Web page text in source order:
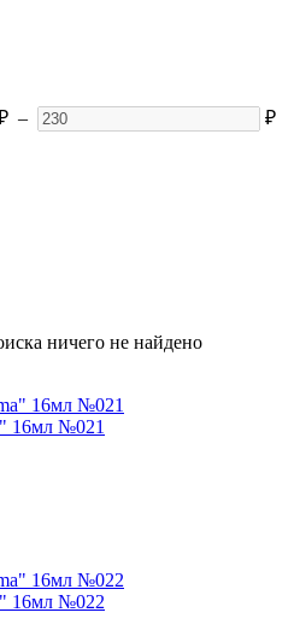
– ₽
ничего не найдено
16мл №021
16мл №022